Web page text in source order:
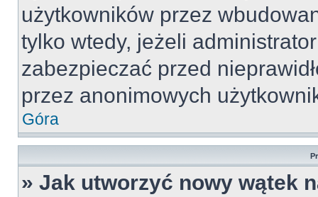
użytkowników przez
tylko wtedy, jeżeli
zabezpieczać przed
przez anonimowych
Góra
» Jak utworzyć nowy wątek